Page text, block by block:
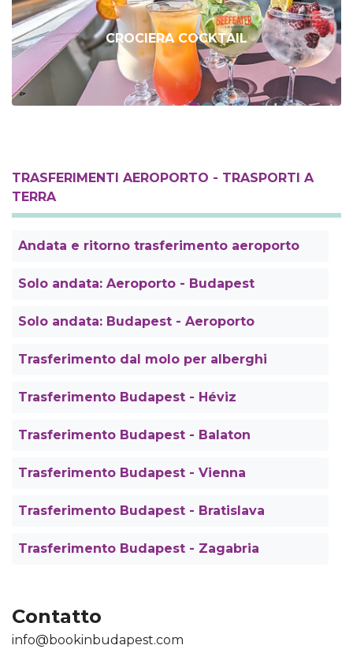
CROCIERA COCKTAIL
TRASFERIMENTI AEROPORTO - TRASPORTI A
TERRA
Andata e ritorno trasferimento aeroporto
Solo andata: Aeroporto - Budapest
Solo andata: Budapest - Aeroporto
Trasferimento dal molo per alberghi
Trasferimento Budapest - Héviz
Trasferimento Budapest - Balaton
Trasferimento Budapest - Vienna
Trasferimento Budapest - Bratislava
Trasferimento Budapest - Zagabria
Contatto
info@bookinbudapest.com